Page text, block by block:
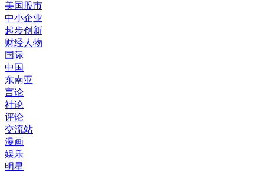
美国股市
中小企业
起步创新
财经人物
国际
中国
东南亚
言论
社论
评论
交流站
漫画
娱乐
明星